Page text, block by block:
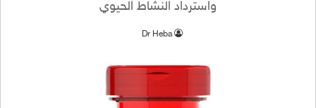
واسترداد النشاط الحيوي
Dr Heba